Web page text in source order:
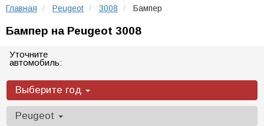
Главная Peugeot 3008 Бампер
Бампер на Peugeot 3008
Уточните
автомобиль:
Выберите год
Peugeot